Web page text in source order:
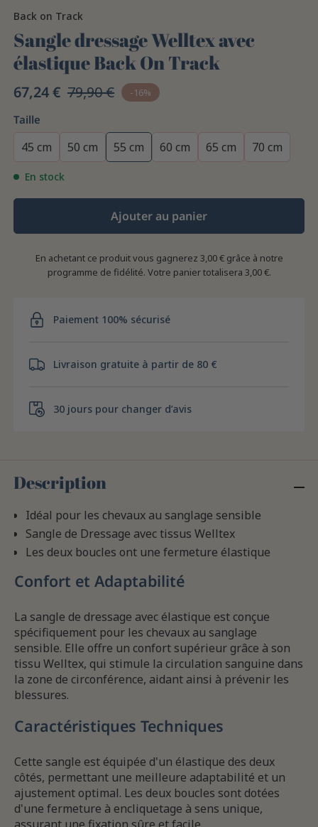
Back on Track
Sangle dressage Welltex avec
élastique Back On Track
67,24 € 79,90 € -16%
Taille
45 cm 50 cm 55 cm 60 cm 65 cm 70 cm
En stock
Ajouter au panier
En achetant ce produit vous gagnerez 3,00 €grâce à notre
programme de fidélité. Votre panier totalisera 3,00 €.
Paiement 100% sécurisé
Livraison gratuite à partir de 80 €
30 jours pour changer d’avis
Description
Idéal pour les chevaux au sanglage sensible
Sangle de Dressage avec tissus Welltex
Les deux boucles ont une fermeture élastique
Confort et Adaptabilité
La sangle de dressage avec élastique est conçue
spécifiquement pour les chevaux au sanglage
sensible. Elle offre un confort supérieur grâce à son
tissu Welltex, qui stimule la circulation sanguine dans
la zone de circonférence, aidant ainsi à prévenir les
blessures.
Caractéristiques Techniques
Cette sangle est équipée d'un élastique des deux
côtés, permettant une meilleure adaptabilité et un
ajustement optimal. Les deux boucles sont dotées
d'une fermeture à encliquetage à sens unique,